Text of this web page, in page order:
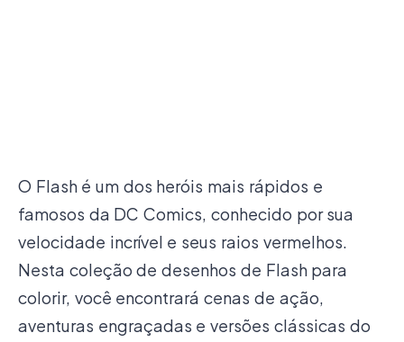
O Flash é um dos heróis mais rápidos e
famosos da DC Comics, conhecido por sua
velocidade incrível e seus raios vermelhos.
Nesta coleção de desenhos de Flash para
colorir, você encontrará cenas de ação,
aventuras engraçadas e versões clássicas do